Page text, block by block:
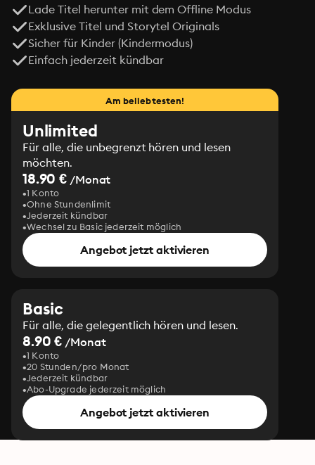
Lade Titel herunter mit dem Offline Modus
Exklusive Titel und Storytel Originals
Sicher für Kinder (Kindermodus)
Einfach jederzeit kündbar
Am beliebtesten!
Unlimited
Für alle, die unbegrenzt hören und lesen
möchten.
18.90 € /Monat
1 Konto
Ohne Stundenlimit
Jederzeit kündbar
Wechsel zu Basic jederzeit möglich
Angebot jetzt aktivieren
Basic
Für alle, die gelegentlich hören und lesen.
8.90 € /Monat
1 Konto
20 Stunden/pro Monat
Jederzeit kündbar
Abo-Upgrade jederzeit möglich
Angebot jetzt aktivieren